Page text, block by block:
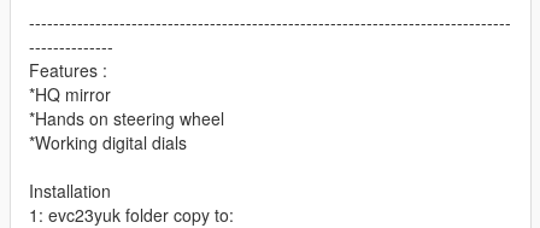
--------------------------------------------------------------------------------
--------------
Features :
*HQ mirror
*Hands on steering wheel
*Working digital dials
Installation
1: evc23yuk folder copy to: